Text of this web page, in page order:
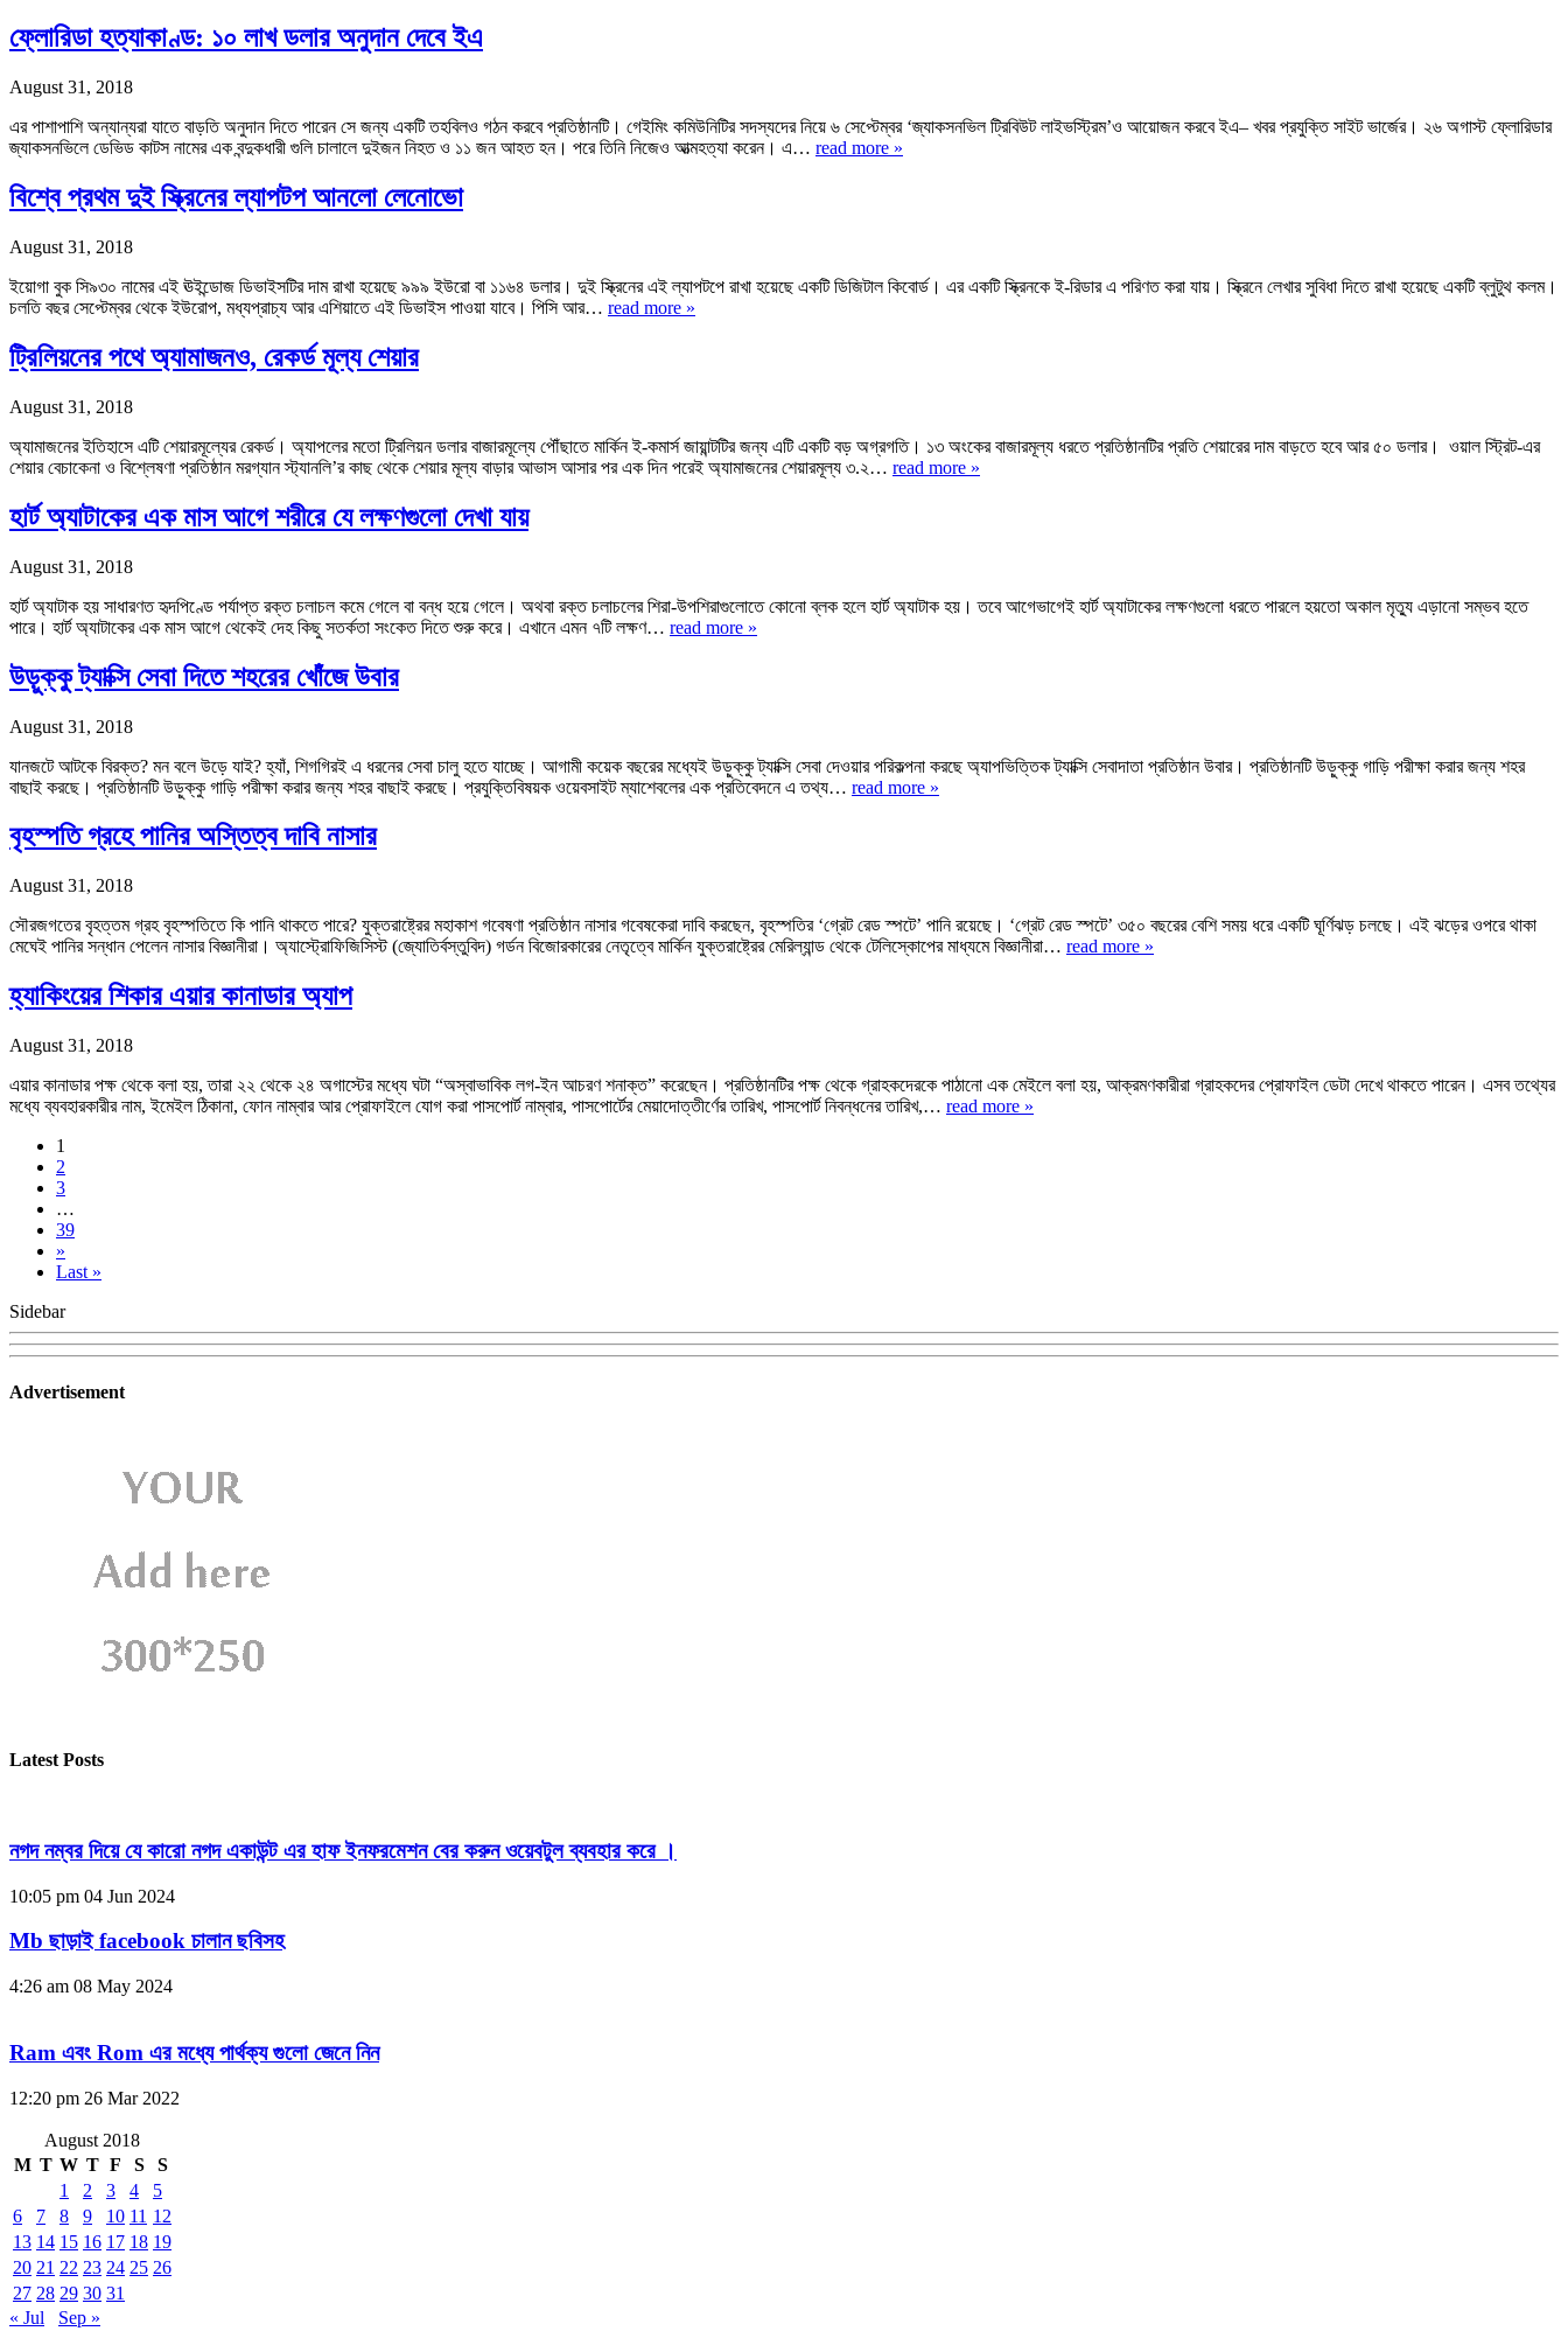
ফ্লোরিডা হত্যাকাণ্ড: ১০ লাখ ডলার অনুদান দেবে ইএ
August 31, 2018
এর পাশাপাশি অন্যান্যরা যাতে বাড়তি অনুদান দিতে পারেন সে জন্য একটি তহবিলও গঠন করবে প্রতিষ্ঠানটি। গেইমিং কমিউনিটির সদস্যদের নিয়ে ৬ সেপ্টেম্বর ‘জ্যাকসনভিল ট্রিবিউট লাইভস্ট্রিম’ও আয়োজন করবে ইএ– খবর প্রযুক্তি সাইট ভার্জের। ২৬ অগাস্ট ফ্লোরিডার
জ্যাকসনভিলে ডেভিড কাটস নামের এক বন্দুকধারী গুলি চালালে দুইজন নিহত ও ১১ জন আহত হন। পরে তিনি নিজেও আত্মহত্যা করেন। এ… read more »
বিশ্বে প্রথম দুই স্ক্রিনের ল্যাপটপ আনলো লেনোভো
August 31, 2018
ইয়োগা বুক সি৯৩০ নামের এই ঊইন্ডোজ ডিভাইসটির দাম রাখা হয়েছে ৯৯৯ ইউরো বা ১১৬৪ ডলার। দুই স্ক্রিনের এই ল্যাপটপে রাখা হয়েছে একটি ডিজিটাল কিবোর্ড। এর একটি স্ক্রিনকে ই-রিডার এ পরিণত করা যায়। স্ক্রিনে লেখার সুবিধা দিতে রাখা হয়েছে একটি ব্লুটুথ কলম।
চলতি বছর সেপ্টেম্বর থেকে ইউরোপ, মধ্যপ্রাচ্য আর এশিয়াতে এই ডিভাইস পাওয়া যাবে। পিসি আর… read more »
ট্রিলিয়নের পথে অ্যামাজনও, রেকর্ড মূল্য শেয়ার
August 31, 2018
অ্যামাজনের ইতিহাসে এটি শেয়ারমূল্যের রেকর্ড। অ্যাপলের মতো ট্রিলিয়ন ডলার বাজারমূল্যে পৌঁছাতে মার্কিন ই-কমার্স জায়ান্টটির জন্য এটি একটি বড় অগ্রগতি। ১৩ অংকের বাজারমূল্য ধরতে প্রতিষ্ঠানটির প্রতি শেয়ারের দাম বাড়তে হবে আর ৫০ ডলার। ওয়াল স্ট্রিট-এর
শেয়ার বেচাকেনা ও বিশ্লেষণা প্রতিষ্ঠান মরগ্যান স্ট্যানলি’র কাছ থেকে শেয়ার মূল্য বাড়ার আভাস আসার পর এক দিন পরেই অ্যামাজনের শেয়ারমূল্য ৩.২… read more »
হার্ট অ্যাটাকের এক মাস আগে শরীরে যে লক্ষণগুলো দেখা যায়
August 31, 2018
হার্ট অ্যাটাক হয় সাধারণত হৃদপিণ্ডে পর্যাপ্ত রক্ত চলাচল কমে গেলে বা বন্ধ হয়ে গেলে। অথবা রক্ত চলাচলের শিরা-উপশিরাগুলোতে কোনো ব্লক হলে হার্ট অ্যাটাক হয়। তবে আগেভাগেই হার্ট অ্যাটাকের লক্ষণগুলো ধরতে পারলে হয়তো অকাল মৃত্যু এড়ানো সম্ভব হতে
পারে। হার্ট অ্যাটাকের এক মাস আগে থেকেই দেহ কিছু সতর্কতা সংকেত দিতে শুরু করে। এখানে এমন ৭টি লক্ষণ… read more »
উড়ুক্কু ট্যাক্সি সেবা দিতে শহরের খোঁজে উবার
August 31, 2018
যানজটে আটকে বিরক্ত? মন বলে উড়ে যাই? হ্যাঁ, শিগগিরই এ ধরনের সেবা চালু হতে যাচ্ছে। আগামী কয়েক বছরের মধ্যেই উড়ুক্কু ট্যাক্সি সেবা দেওয়ার পরিকল্পনা করছে অ্যাপভিত্তিক ট্যাক্সি সেবাদাতা প্রতিষ্ঠান উবার। প্রতিষ্ঠানটি উড়ুক্কু গাড়ি পরীক্ষা করার জন্য শহর
বাছাই করছে। প্রতিষ্ঠানটি উড়ুক্কু গাড়ি পরীক্ষা করার জন্য শহর বাছাই করছে। প্রযুক্তিবিষয়ক ওয়েবসাইট ম্যাশেবলের এক প্রতিবেদনে এ তথ্য… read more »
বৃহস্পতি গ্রহে পানির অস্তিত্ব দাবি নাসার
August 31, 2018
সৌরজগতের বৃহত্তম গ্রহ বৃহস্পতিতে কি পানি থাকতে পারে? যুক্তরাষ্ট্রের মহাকাশ গবেষণা প্রতিষ্ঠান নাসার গবেষকেরা দাবি করছেন, বৃহস্পতির ‘গ্রেট রেড স্পটে’ পানি রয়েছে। ‘গ্রেট রেড স্পটে’ ৩৫০ বছরের বেশি সময় ধরে একটি ঘূর্ণিঝড় চলছে। এই ঝড়ের ওপরে থাকা
মেঘেই পানির সন্ধান পেলেন নাসার বিজ্ঞানীরা। অ্যাস্ট্রোফিজিসিস্ট (জ্যোতির্বস্তুবিদ) গর্ডন বিজোরকারের নেতৃত্বে মার্কিন যুক্তরাষ্ট্রের মেরিল্যান্ড থেকে টেলিস্কোপের মাধ্যমে বিজ্ঞানীরা… read more »
হ্যাকিংয়ের শিকার এয়ার কানাডার অ্যাপ
August 31, 2018
এয়ার কানাডার পক্ষ থেকে বলা হয়, তারা ২২ থেকে ২৪ অগাস্টের মধ্যে ঘটা “অস্বাভাবিক লগ-ইন আচরণ শনাক্ত” করেছেন। প্রতিষ্ঠানটির পক্ষ থেকে গ্রাহকদেরকে পাঠানো এক মেইলে বলা হয়, আক্রমণকারীরা গ্রাহকদের প্রোফাইল ডেটা দেখে থাকতে পারেন। এসব তথ্যের
মধ্যে ব্যবহারকারীর নাম, ইমেইল ঠিকানা, ফোন নাম্বার আর প্রোফাইলে যোগ করা পাসপোর্ট নাম্বার, পাসপোর্টের মেয়াদোত্তীর্ণের তারিখ, পাসপোর্ট নিবন্ধনের তারিখ,… read more »
1
2
3
…
39
»
Last »
Sidebar
Advertisement
Latest Posts
নগদ নম্বর দিয়ে যে কারো নগদ একাউন্ট এর হাফ ইনফরমেশন বের করুন ওয়েবটুল ব্যবহার করে ।
10:05 pm 04 Jun 2024
Mb ছাড়াই facebook চালান ছবিসহ
4:26 am 08 May 2024
Ram এবং Rom এর মধ্যে পার্থক্য গুলো জেনে নিন
12:20 pm 26 Mar 2022
August 2018
M T W T F S
S
1
2 3 4
5
6
7 8 9 10 11 12
13 14 15 16 17 18 19
20 21 22 23 24 25 26
27 28 29 30 31
« Jul
Sep »